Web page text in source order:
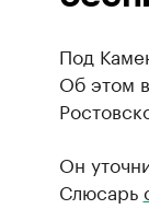
Под
Об этом
Он
Слюсарь